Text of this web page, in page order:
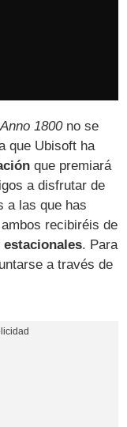
Anno 1800no se
que Ubisoft ha
que premiará
a disfrutar de
a las que has
recibiréis de
estacionales. Para
a través de